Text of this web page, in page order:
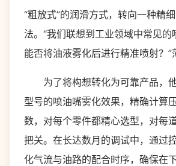
“粗放式”的润滑方式，转向一种精
法。“我们联想到工业领域中常见的
能否将油液雾化后进行精准喷射？”
为了将构想转化为可靠产品，
型号的喷油嘴雾化效果，精确计算
数，对每个零件都精心选型，对每
把关。在长达数月的调试中，通过
化气流与油路的配合时序，确保在下